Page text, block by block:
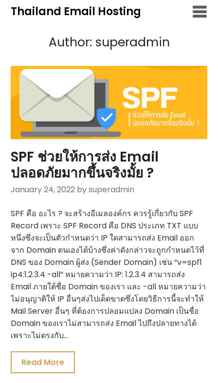
SkipThailand Email Hosting
Author: superadmin
SPF ช่วยให้การส่ง Email
ปลอดภัยมากขึ้นจริงมั้ย ?
January 24, 2022 by superadmin
SPF คือ อะไร ? จะสร้างอีเมลองค์กร ควรรู้เกี่ยวกับ SPF
Record เพราะ SPF Record คือ DNS ประเภท TXT แบบ
หนึ่งซึ่งจะเป็นตัวกำหนดว่า IP ใดสามารถส่ง Email ออก
จาก Domain ตนเองได้บ้างซึ่งค่าดังกล่าวจะถูกกำหนดไว้ที่
DNS ของ Domain ผู้ส่ง (Sender Domain) เช่น “v=spf1
ip4:1.2.3.4 -all“ หมายความว่า IP: 1.2.3.4 สามารถส่ง
Email ภายใต้ชื่อ Domain ของเรา และ -all หมายความว่า
ไม่อนุญาติให้ IP อื่นๆส่งไปเด็ดขาดซึ่งโดยวิธีการนี้จะทำให้
Mail Server อื่นๆ ที่ต้องการปลอมแปลง Domain เป็นชื่อ
Domain ของเราไม่สามารถส่ง Email ไปถึงปลายทางได้
เพราะไม่ตรงกับ…
Read More